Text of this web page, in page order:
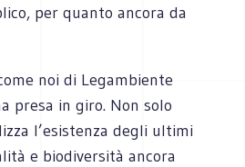
per quanto ancora da
noi di Legambiente
presa in giro. Non solo
l’esistenza degli ultimi
e biodiversità ancora